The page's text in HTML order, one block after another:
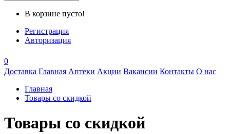
В корзине пусто!
Регистрация
Авторизация
0
Доставка Главная Аптеки Акции Вакансии Контакты О нас
Главная
Товары со скидкой
Товары со скидкой